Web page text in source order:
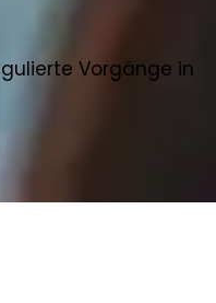
Vorgänge in